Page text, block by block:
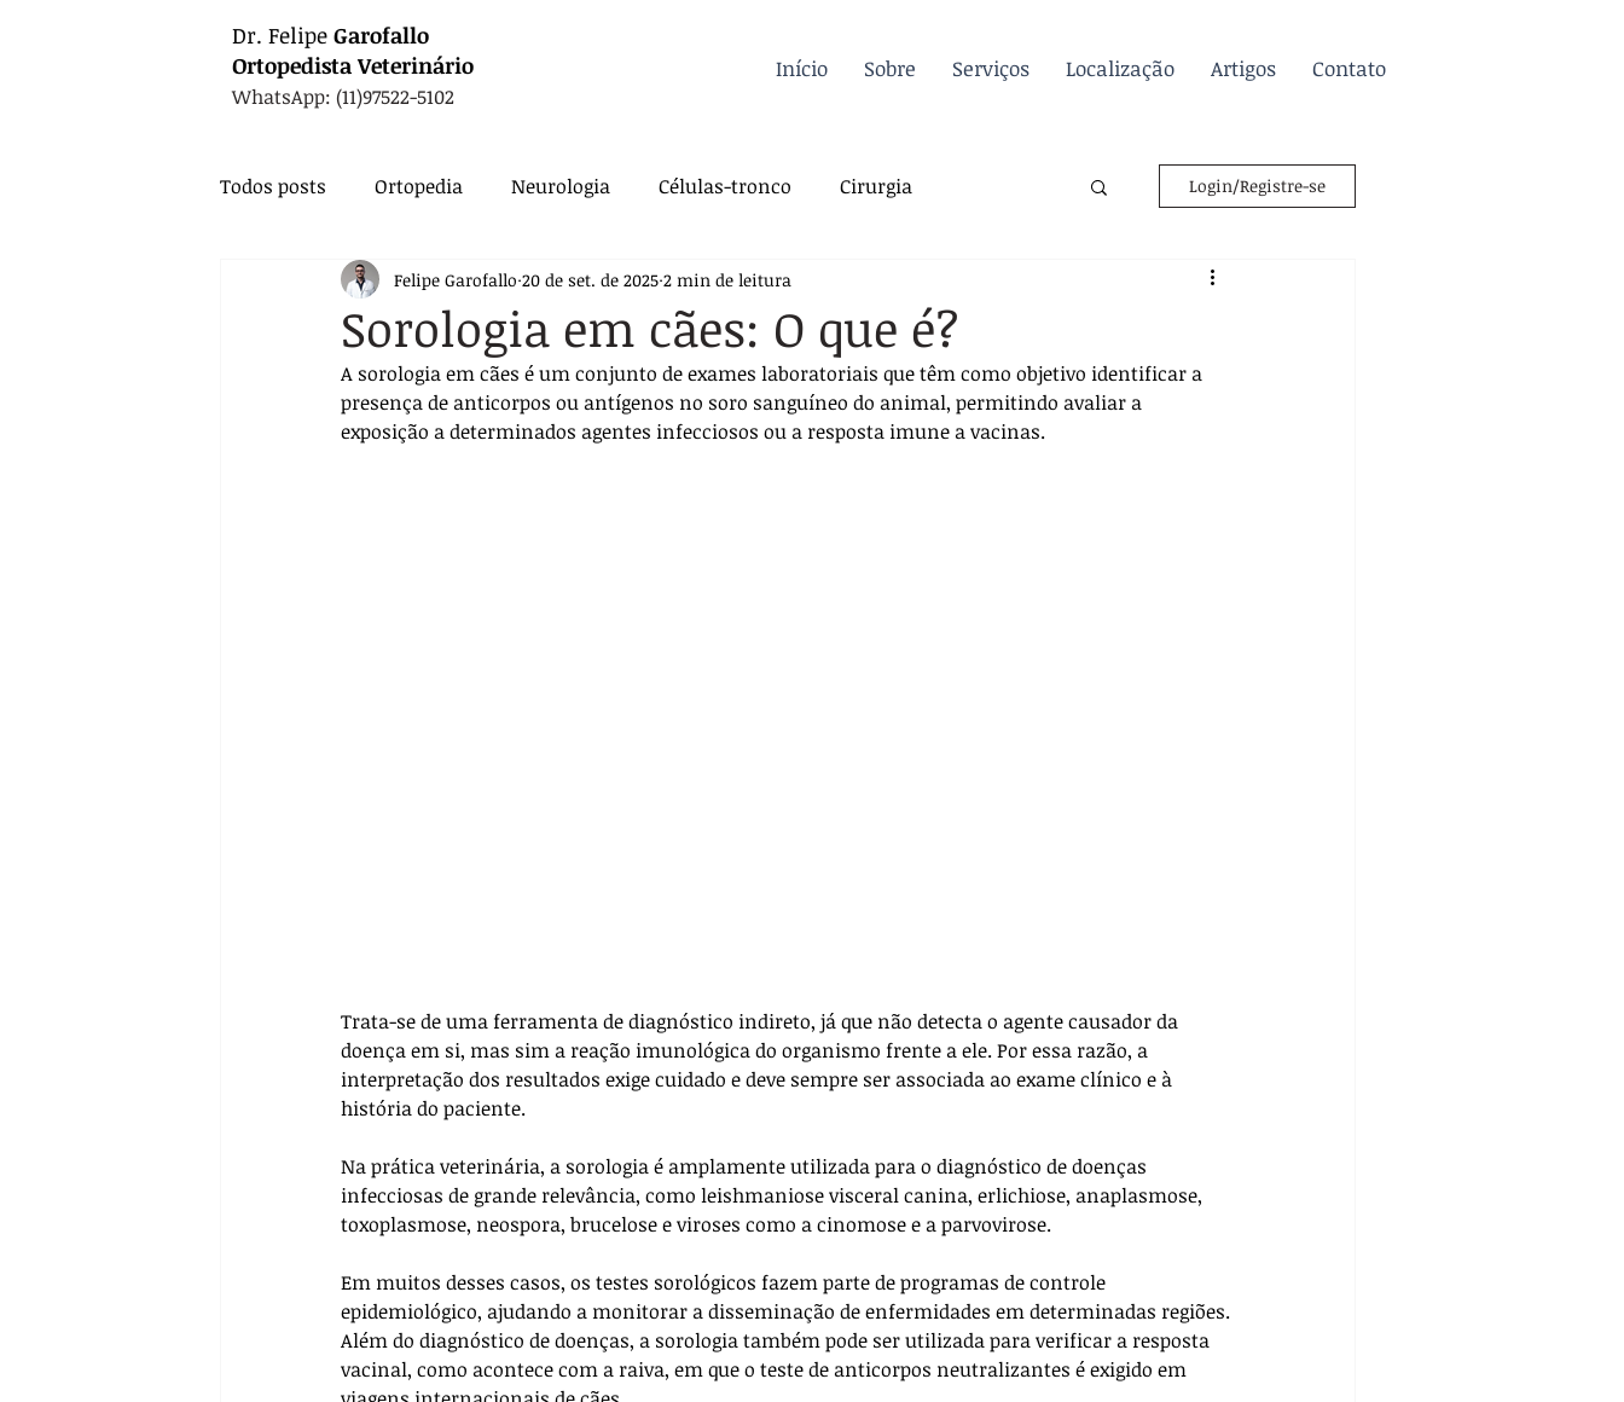
Dr. Felipe Garofallo
Ortopedista Veterinário
WhatsApp: (11)97522-5102
Início Sobre Serviços Localização Artigos Contato
Todos posts Ortopedia Neurologia Células-tronco Cirurgia
Animais Exóticos Medicina Felina Oncologia
Endocrinologia Infectologia Dermatologia Traumatologia Dicas
Login/Registre-se
Sorologia em cães: O que é?
Felipe Garofallo 20 de set. de 2025 2 min de leitura
A sorologia em cães é um conjunto de exames laboratoriais que têm como objetivo identificar a
presença de anticorpos ou antígenos no soro sanguíneo do animal, permitindo avaliar a
exposição a determinados agentes infecciosos ou a resposta imune a vacinas.
Trata-se de uma ferramenta de diagnóstico indireto, já que não detecta o agente causador da
doença em si, mas sim a reação imunológica do organismo frente a ele. Por essa razão, a
interpretação dos resultados exige cuidado e deve sempre ser associada ao exame clínico e à
história do paciente.
Na prática veterinária, a sorologia é amplamente utilizada para o diagnóstico de doenças
infecciosas de grande relevância, como leishmaniose visceral canina, erlichiose, anaplasmose,
toxoplasmose, neospora, brucelose e viroses como a cinomose e a parvovirose.
Em muitos desses casos, os testes sorológicos fazem parte de programas de controle
epidemiológico, ajudando a monitorar a disseminação de enfermidades em determinadas regiões.
Além do diagnóstico de doenças, a sorologia também pode ser utilizada para verificar a resposta
vacinal, como acontece com a raiva, em que o teste de anticorpos neutralizantes é exigido em